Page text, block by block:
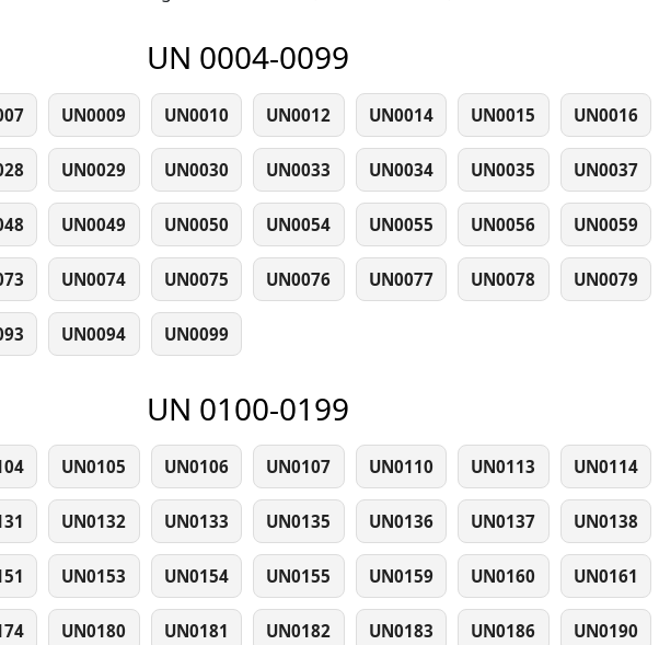
UN 0004-0099
UN0009 UN0010 UN0012 UN0014 UN0015 UN0016
UN0029 UN0030 UN0033 UN0034 UN0035 UN0037
UN0049 UN0050 UN0054 UN0055 UN0056 UN0059
UN0074 UN0075 UN0076 UN0077 UN0078 UN0079
UN0094 UN0099
UN 0100-0199
UN0105 UN0106 UN0107 UN0110 UN0113 UN0114
UN0132 UN0133 UN0135 UN0136 UN0137 UN0138
UN0153 UN0154 UN0155 UN0159 UN0160 UN0161
UN0180 UN0181 UN0182 UN0183 UN0186 UN0190